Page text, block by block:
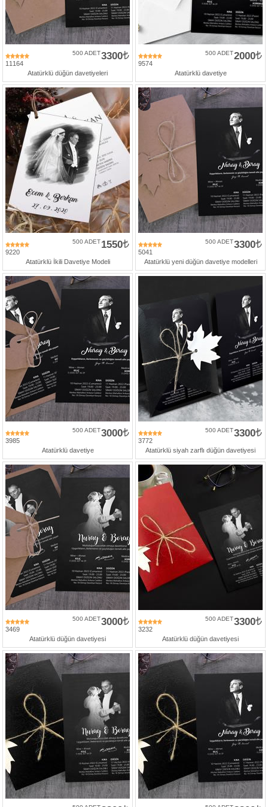
Numune
Talebi
(ücretsiz)
Gerçek
Müşteri
Yorumları
Yeni
Davetiye
Sözleri
Simay
Davetiye
Biz
kimiz?
İletişim
427
46
29
11164
3300
500 ADET
Atatürklü düğün davetiyeleri
9574
2000
500 ADET
Atatürklü davetiye
9220
1550
500 ADET
Atatürklü İkili Davetiye Modeli
5041
3300
500 ADET
Atatürklü yeni düğün davetiye modelleri
3985
3000
500 ADET
Atatürklü davetiye
3772
3300
500 ADET
Atatürklü siyah zarflı düğün davetiyesi
3469
3000
500 ADET
Atatürklü düğün davetiyesi
3232
3300
500 ADET
Atatürklü düğün davetiyesi